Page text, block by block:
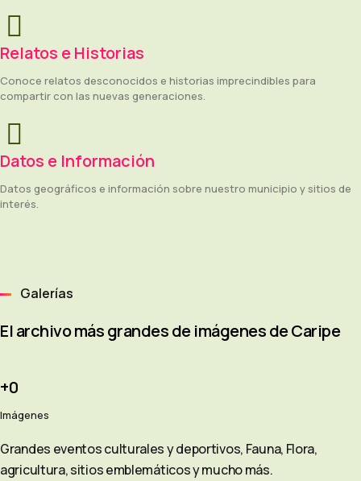
Relatos e Historias
Conoce relatos desconocidos e historias imprecindibles para
compartir con las nuevas generaciones.
Datos e Información
Datos geográficos e información sobre nuestro municipio y sitios de
interés.
Galerías
El archivo más grandes de imágenes de Caripe
0
Imágenes
Grandes eventos culturales y deportivos, Fauna, Flora,
agricultura, sitios emblemáticos y mucho más.